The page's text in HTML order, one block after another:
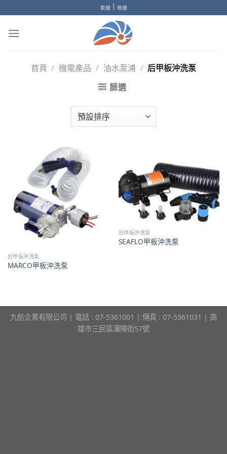
to
content
繁體 | 簡體
首頁 / 機電產品 / 油水泵浦 / 后甲板沖洗泵
篩選
后甲板沖洗泵
MARCO甲板沖洗泵
后甲板沖洗泵
SEAFLO甲板沖洗泵
九舫企業有限公司 | 電話 : 07-5361001 | 傳真 : 07-5361031 | 高
雄市三民區瀋陽街57號